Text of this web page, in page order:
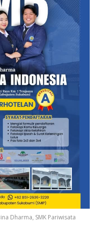
Dharma, SMK Pariwisata